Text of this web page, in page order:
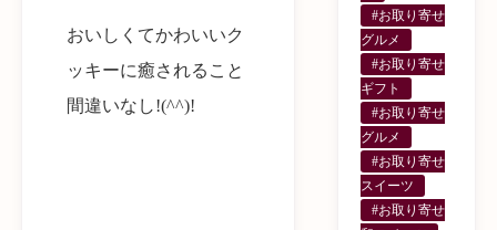
おいしくてかわいいク
ッキーに癒されること
間違いなし!(^^)!
#お取り寄せ
グルメ
#お取り寄せ
ギフト
#お取り寄せ
グルメ
#お取り寄せ
スイーツ
#お取り寄せ